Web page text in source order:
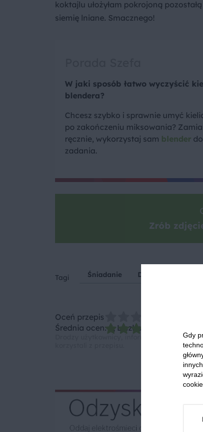
koktajlu ułożyłam pokrojoną
siemię lniane. Smacznego!
W jaki sposób łatwo wyczyścić
blendera?
Chcesz szybko i sprawnie umyć
po zakończeniu miksowania?
ręcznie, wykorzystaj sam blender
zadania.
Zrób
Tagi Śniadanie Deser
Oceń przepis
Średnia ocen: 5, Liczba ocen: 1
Drodzy użytkownicy, informujemy, że nie
Gdy